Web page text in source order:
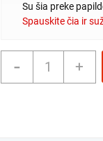
Su šia preke
Spauskite čia ir
-
kiekis:
Užspaudžiami
+